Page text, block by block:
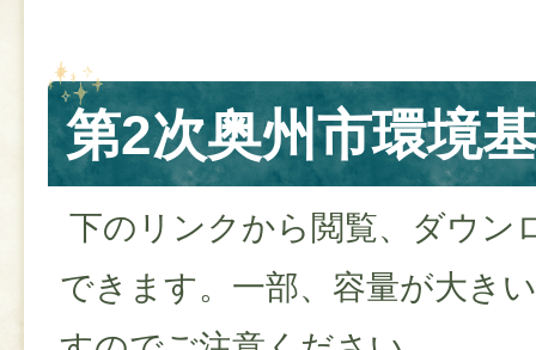
第2次奥州市環境
下のリンクから閲覧、ダウン
できます。一部、容量が大き